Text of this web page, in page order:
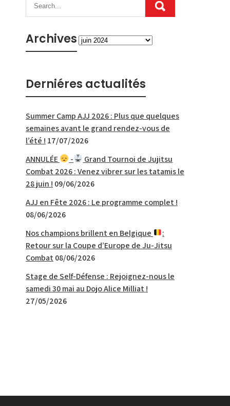
ArchivesArchives
Derniéres actualités
Summer Camp AJJ 2026 : Plus que quelques
semaines avant le grand rendez-vous de
l’été ! 17/07/2026
ANNULÉE
-
Grand Tournoi de Jujitsu
Combat 2026 : Venez vibrer sur les tatamis le
28 juin ! 09/06/2026
AJJ en Fête 2026 : Le programme complet !
08/06/2026
Nos champions brillent en Belgique
:
Retour sur la Coupe d’Europe de Ju-Jitsu
Combat 08/06/2026
Stage de Self-Défense : Rejoignez-nous le
samedi 30 mai au Dojo Alice Milliat !
27/05/2026